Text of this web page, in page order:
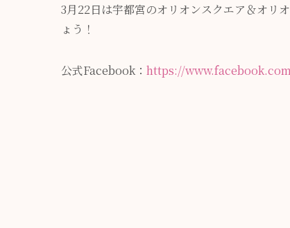
3月22日は宇都宮のオリオンスクエア＆オリ
ょう！
公式Facebook： https://